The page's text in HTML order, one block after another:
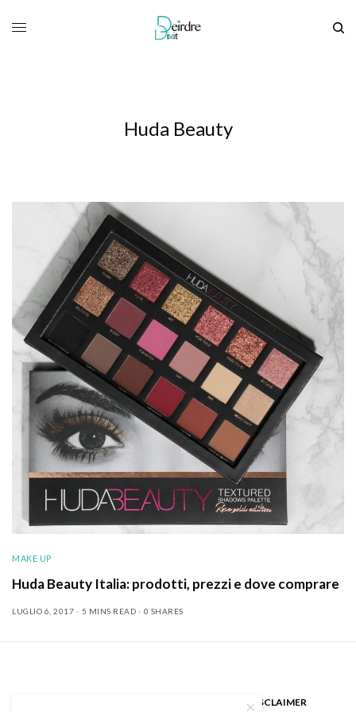
Huda Beauty
MAKE UP
Huda Beauty Italia: prodotti, prezzi e dove comprare
LUGLIO 6, 2017 5 MINS READ 0 SHARES
DISCLAIMER